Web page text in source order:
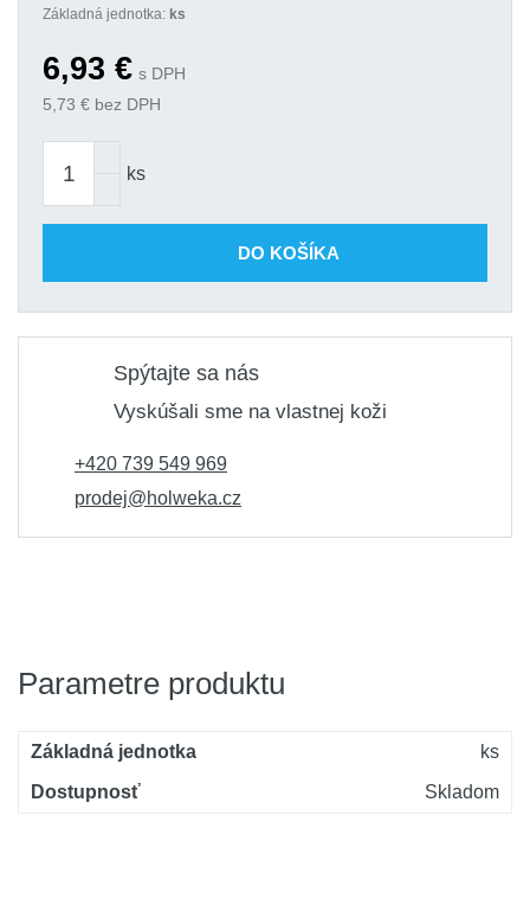
Základná jednotka: ks
6,93 € s DPH
5,73 € bez DPH
ks
DO KOŠÍKA
Spýtajte sa nás
Vyskúšali sme na vlastnej koži
+420 739 549 969
prodej@holweka.cz
Parametre produktu
Základná jednotka
ks
Dostupnosť
Skladom